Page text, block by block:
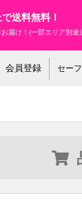
で送料無料！
届け！(一部エリア別途
会員登録 セー